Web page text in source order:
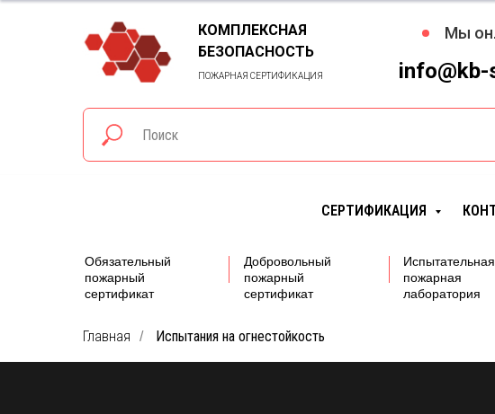
Мы
КОМПЛЕКСНАЯ
БЕЗОПАСНОСТЬ
ПОЖАРНАЯ СЕРТИФИКАЦИЯ
СЕРТИФИКАЦИЯ
Обязательный
пожарный
сертификат
Добровольный
пожарный
сертификат
Испытательная
пожарная
лаборатория
Главная / Испытания на огнестойкость